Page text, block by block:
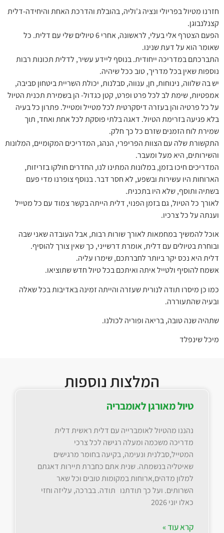
חזרנו מטיול בפריולי ונציה ג'וליה, בהובלת והדרכת האחת והיחידה-דלית
קצנלנבוגן.
הפעם הצטרף אלי בעלי, לראשונה, אחרי 6 טיולים שלי עם דלית. כל
שאומר הוא על דעת שנינו.
התברכתם במדריכה ייחודית. בנוסף ליידע עשיר, לדלית תכונות רבות
נוספות שאין בכל מדריך, טוב ככל שיהיה.
יש בה שלווה, נינוחות, חן, ענווה, סבלנות, יכולת השריית ביטחון סביבה,
אמפטיות, שימת לב לכל פרט ופרט, קטן כגדול- הן בשמירת תכנית הטיול
על כל פרטיה והן בעזרה דיסקרטית לכל מטייל ומטייל. פתרון כל בעיה
בלא פגיעה בזרימת הטיול. דאגה בלתי פוסקת לכל אחת ואחד, תוך
שמירת לוח הזמנים שזרם כל כך חלק.
התקשורת שלה עם הצוות הפריפרי, הנהג, המדריכים המקומיים, המלונות
והשירותים, היא מעל ומעבר.
המדריכים חיכו בזמן, במלונות המתינו לנו, החדרים חולקו בזריזות,
הארוחות היו עשירות ובשפע, לא חסר דבר. בנוסף צופרנו מדי פעם
בשתיה ותוסף, שלא היו בתכנית.
לאורך כל הטיול, גם בזמן הפנוי, דלית הייתה בקשר צמוד עם כל מטייל
וענתה על כל צרכיו.
אוכל להמשיך במחמאות לאורך שורות רבות, אבל העובדה שאני שבה
ובוחרת בטיולים עם דלית, אומרת דרשייני, כך שאין צורך להוסיף.
דלית היא נכס יקר ביותר לחברתכם, שימרו עליה.
אשמח להוסיף ולטייל איתה ואיתכם בכל טיול חדש שתוציאו.
כמו כן מיסרו תודה לנורית שעזרה והייתה זמינה באדיבות בכל שאלה
ובעיה שהתעוררה.
שתהיה שנה טובה, בריאה ופוריה לכולנו.
מיכל שינפלד
המלצות נוספות
טיול מאורגן לאומבריה
נהננו מהטיול לאומברייה עם דלית ראשית דלית
מדריכה משכמה ומעלה רגישה לכל צרכי
המטייל,סבלנית ונעימה, בקיעה בחומר מרגישים
שאיטליה בנשמתה. שנית אתם כחברת תיירות דאגתם
למלון מדהים,ארוחות במקומות טובים וכל שאר
השרותים. ועל כך תודתנו תודה. בברכה, עליזה וחזי
כאלו יוני 2026
קרא עוד »